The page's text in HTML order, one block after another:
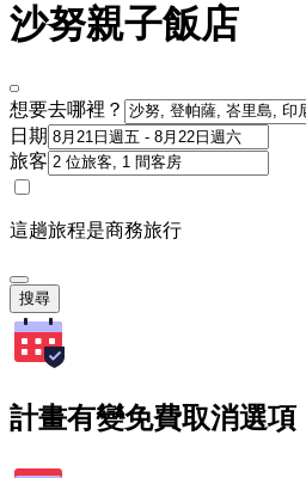
沙努親子飯店
想要去哪裡？
日期
旅客
這趟旅程是商務旅行
搜尋
計畫有變免費取消選項